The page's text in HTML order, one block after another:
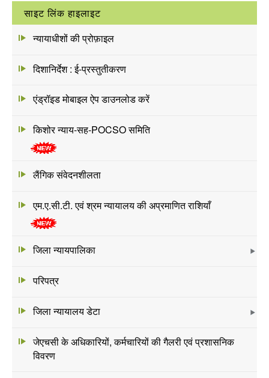
साइट लिंक हाइलाइट
न्यायाधीशों की प्रोफ़ाइल
दिशानिर्देश : ई-प्रस्तुतीकरण
एंड्रॉइड मोबाइल ऐप डाउनलोड करें
किशोर न्याय-सह-POCSO समिति
लैंगिक संवेदनशीलता
एम.ए.सी.टी. एवं श्रम न्यायालय की अप्रमाणित राशियाँ
जिला न्यायपालिका
परिपत्र
जिला न्यायालय डेटा
जेएचसी के अधिकारियों, कर्मचारियों की गैलरी एवं प्रशासनिक
विवरण